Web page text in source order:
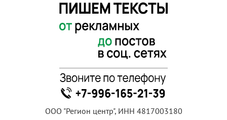
ООО "Регион центр", ИНН 4817003180